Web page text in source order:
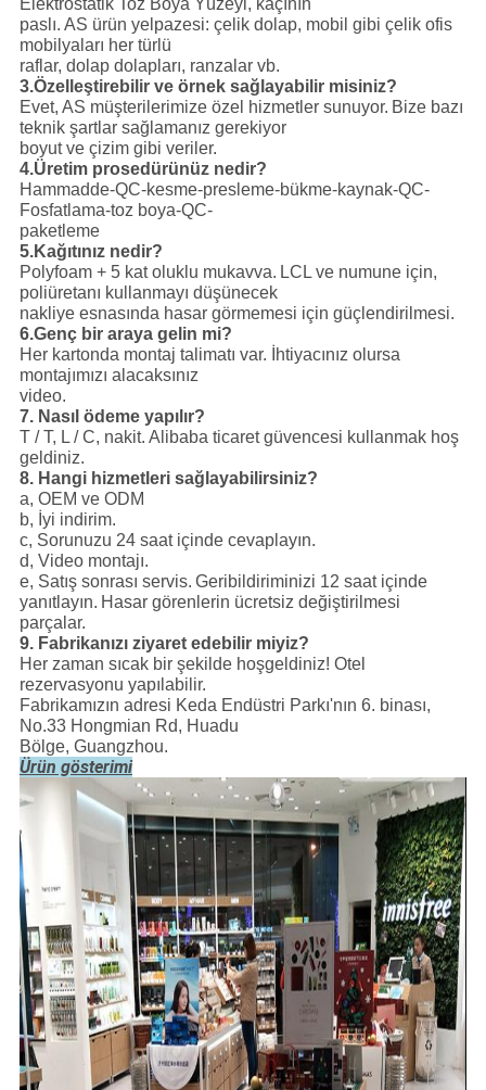
Elektrostatik Toz Boya Yüzeyi, kaçının
paslı. AS ürün yelpazesi: çelik dolap, mobil gibi çelik ofis
mobilyaları her türlü
raflar, dolap dolapları, ranzalar vb.
3.Özelleştirebilir ve örnek sağlayabilir misiniz?
Evet, AS müşterilerimize özel hizmetler sunuyor. Bize bazı
teknik şartlar sağlamanız gerekiyor
boyut ve çizim gibi veriler.
4.Üretim prosedürünüz nedir?
Hammadde-QC-kesme-presleme-bükme-kaynak-QC-
Fosfatlama-toz boya-QC-
paketleme
5.Kağıtınız nedir?
Polyfoam + 5 kat oluklu mukavva. LCL ve numune için,
poliüretanı kullanmayı düşünecek
nakliye esnasında hasar görmemesi için güçlendirilmesi.
6.Genç bir araya gelin mi?
Her kartonda montaj talimatı var. İhtiyacınız olursa
montajımızı alacaksınız
video.
7. Nasıl ödeme yapılır?
T / T, L / C, nakit. Alibaba ticaret güvencesi kullanmak hoş
geldiniz.
8. Hangi hizmetleri sağlayabilirsiniz?
a, OEM ve ODM
b, İyi indirim.
c, Sorunuzu 24 saat içinde cevaplayın.
d, Video montajı.
e, Satış sonrası servis. Geribildiriminizi 12 saat içinde
yanıtlayın. Hasar görenlerin ücretsiz değiştirilmesi
parçalar.
9. Fabrikanızı ziyaret edebilir miyiz?
Her zaman sıcak bir şekilde hoşgeldiniz! Otel
rezervasyonu yapılabilir.
Fabrikamızın adresi Keda Endüstri Parkı'nın 6. binası,
No.33 Hongmian Rd, Huadu
Bölge, Guangzhou.
Ürün gösterimi